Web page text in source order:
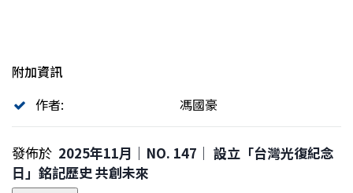
附加資訊
作者:
馮國豪
發佈於 2025年11月｜NO. 147│ 設立「台灣光復紀念
日」銘記歷史 共創未來